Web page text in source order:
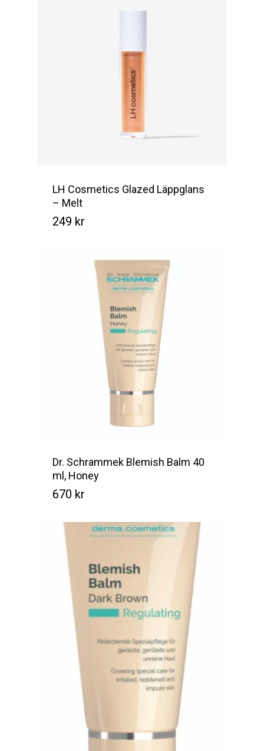
LH Cosmetics Glazed Läppglans
– Melt
249 kr
Dr. Schrammek Blemish Balm 40
ml, Honey
670 kr